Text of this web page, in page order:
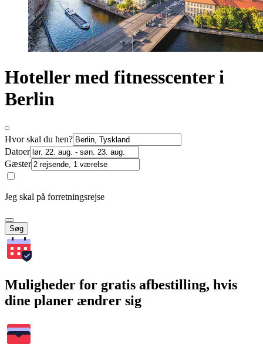
Hoteller med fitnesscenter i
Berlin
Hvor skal du hen?
Datoer
Gæster
Jeg skal på forretningsrejse
Søg
Muligheder for gratis afbestilling, hvis
dine planer ændrer sig